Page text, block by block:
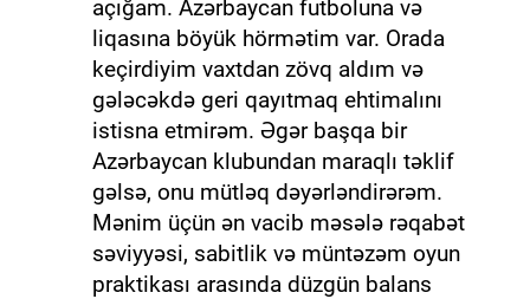
açığam. Azərbaycan futboluna və
liqasına böyük hörmətim var. Orada
keçirdiyim vaxtdan zövq aldım və
gələcəkdə geri qayıtmaq ehtimalını
istisna etmirəm. Əgər başqa bir
Azərbaycan klubundan maraqlı təklif
gəlsə, onu mütləq dəyərləndirərəm.
Mənim üçün ən vacib məsələ rəqabət
səviyyəsi, sabitlik və müntəzəm oyun
praktikası arasında düzgün balans